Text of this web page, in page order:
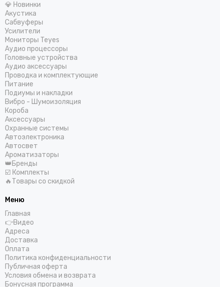
💎 Новинки
Акустика
Сабвуферы
Усилители
Мониторы Teyes
Аудио процессоры
Головные устройства
Аудио аксессуары
Проводка и комплектующие
Питание
Подиумы и накладки
Вибро - Шумоизоляция
Короба
Аксессуары
Охранные системы
Автоэлектроника
Автосвет
Ароматизаторы
👑Бренды
☑️ Комплекты
🔥Товары со скидкой
Меню
Главная
👉Видео
Адреса
Доставка
Оплата
Политика конфиденциальности
Публичная оферта
Условия обмена и возврата
Бонусная программа